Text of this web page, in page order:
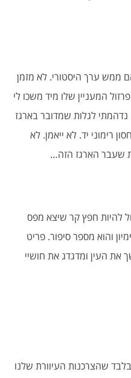
ממש ערך היסטורי. לא מזמן
המעניין שלו מיד משכו לי
נדהמתי לגלות שמדובר בארגז
ששימש לאחסון רימוני יד. לא ייאמן. לא
שעבר הארגז הזה…
להיות חפץ קר שיצא מפס
והוא מספר סיפור. פריט
את העין ומדגדג את חושיי
שהצרכנות העיוורת שלנו